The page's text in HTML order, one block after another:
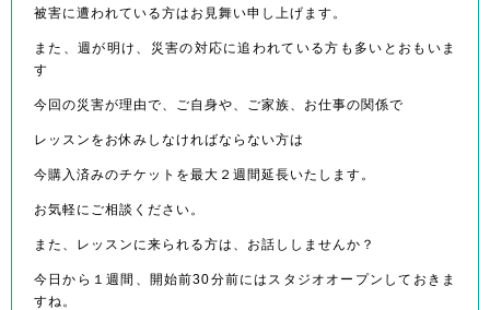
被害に遭われている方はお見舞い申し上げます。
また、週が明け、災害の対応に追われている方も多いとおもいま
す
今回の災害が理由で、ご自身や、ご家族、お仕事の関係で
レッスンをお休みしなければならない方は
今購入済みのチケットを最大２週間延長いたします。
お気軽にご相談ください。
また、レッスンに来られる方は、お話ししませんか？
今日から１週間、開始前30分前にはスタジオオープンしておきま
すね。